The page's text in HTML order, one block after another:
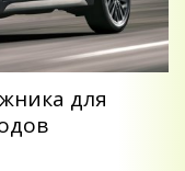
для